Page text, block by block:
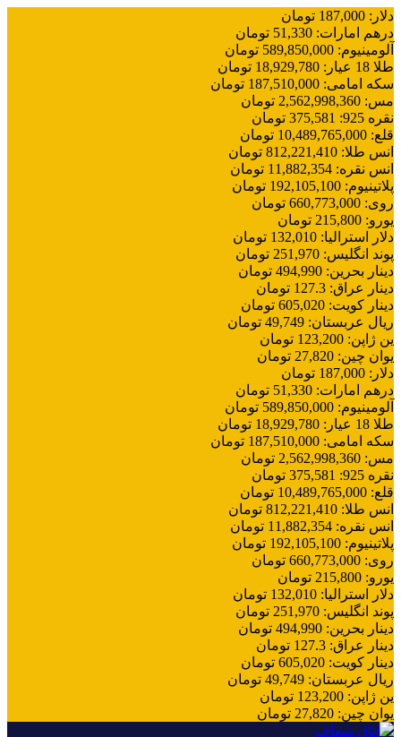
دلار :
187,000 تومان
درهم امارات:
51,330 تومان
آلومینیوم:
589,850,000 تومان
طلا 18 عیار
:
18,929,780 تومان
سکه امامی:
187,510,000 تومان
مس:
2,562,998,360 تومان
نقره 925
:
375,581 تومان
قلع:
10,489,765,000 تومان
انس طلا:
812,221,410 تومان
انس نقره:
11,882,354 تومان
پلاتینیوم:
192,105,100 تومان
روی:
660,773,000 تومان
یورو:
215,800 تومان
دلار استرالیا:
132,010 تومان
پوند انگلیس:
251,970 تومان
دینار بحرین:
494,990 تومان
دینار عراق:
127.3 تومان
دینار کویت:
605,020 تومان
ریال عربستان:
49,749 تومان
ین ژاپن:
123,200 تومان
یوان چین:
27,820 تومان
دلار :
187,000 تومان
درهم امارات:
51,330 تومان
آلومینیوم:
589,850,000 تومان
طلا 18 عیار
:
18,929,780 تومان
سکه امامی:
187,510,000 تومان
مس:
2,562,998,360 تومان
نقره 925
:
375,581 تومان
قلع:
10,489,765,000 تومان
انس طلا:
812,221,410 تومان
انس نقره:
11,882,354 تومان
پلاتینیوم:
192,105,100 تومان
روی:
660,773,000 تومان
یورو:
215,800 تومان
دلار استرالیا:
132,010 تومان
پوند انگلیس:
251,970 تومان
دینار بحرین:
494,990 تومان
دینار عراق:
127.3 تومان
دینار کویت:
605,020 تومان
ریال عربستان:
49,749 تومان
ین ژاپن:
123,200 تومان
یوان چین:
27,820 تومان